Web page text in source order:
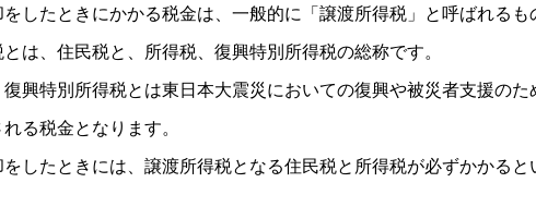
したときにかかる税金は、一般的に「譲渡所得税」と呼ばれるも
は、住民税と、所得税、復興特別所得税の総称です。
興特別所得税とは東日本大震災においての復興や被災者支援の
る税金となります。
したときには、譲渡所得税となる住民税と所得税が必ずかかる